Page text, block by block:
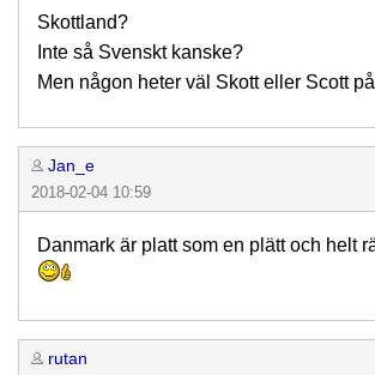
Skottland?
Inte så Svenskt kanske?
Men någon heter väl Skott eller Scott
Jan_e
2018-02-04 10:59
Danmark är platt som en plätt och helt
rutan